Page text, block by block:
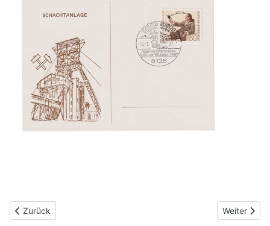
Vorheriger Beitrag: Lohntüten, Lohnzettel & Lohnabrechnungen
Zurück Nächster
Weiter